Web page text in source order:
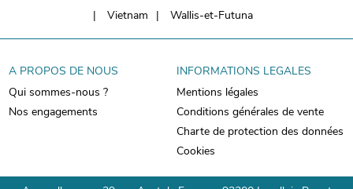
Vietnam
Wallis-et-Futuna
A PROPOS DE NOUS
Qui sommes-nous ?
Nos engagements
INFORMATIONS LEGALES
Mentions légales
Conditions générales de vente
Charte de protection des données
Cookies